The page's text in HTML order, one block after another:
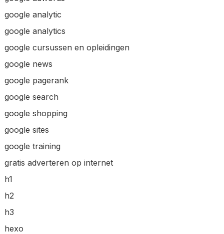
google analytic
google analytics
google cursussen en opleidingen
google news
google pagerank
google search
google shopping
google sites
google training
gratis adverteren op internet
h1
h2
h3
hexo